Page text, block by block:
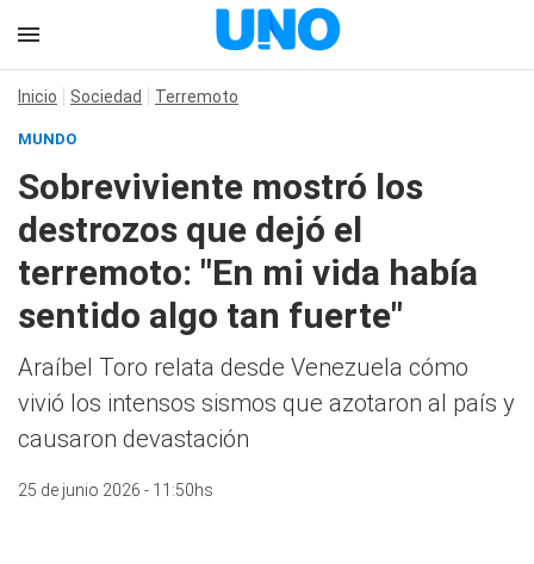
Inicio Sociedad Terremoto
MUNDO
Sobreviviente mostró los
destrozos que dejó el
terremoto: "En mi vida había
sentido algo tan fuerte"
Araíbel Toro relata desde Venezuela cómo
vivió los intensos sismos que azotaron al país y
causaron devastación
25 de junio 2026 - 11:50hs